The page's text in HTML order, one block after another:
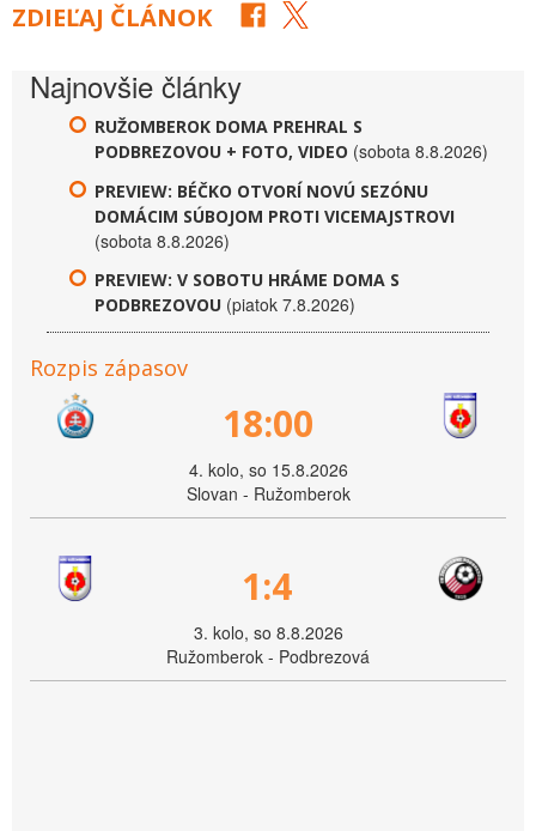
ZDIEĽAJ ČLÁNOK
Najnovšie články
RUŽOMBEROK DOMA PREHRAL S
PODBREZOVOU + FOTO, VIDEO (sobota 8.8.2026)
PREVIEW: BÉČKO OTVORÍ NOVÚ SEZÓNU
DOMÁCIM SÚBOJOM PROTI VICEMAJSTROVI
(sobota 8.8.2026)
PREVIEW: V SOBOTU HRÁME DOMA S
PODBREZOVOU (piatok 7.8.2026)
Rozpis zápasov
18:00
4. kolo, so 15.8.2026
Slovan - Ružomberok
1:4
3. kolo, so 8.8.2026
Ružomberok - Podbrezová